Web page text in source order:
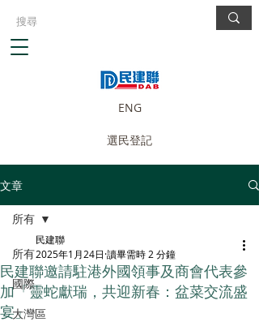
ENG
選民登記
文章
所有
國際
大灣區
所有
民建聯邀請駐港外國領事及商會代表參
加「靈蛇獻瑞，共迎新春：盆菜交流盛
宴」
民建聯
2025年1月24日 讀畢需時 2 分鐘